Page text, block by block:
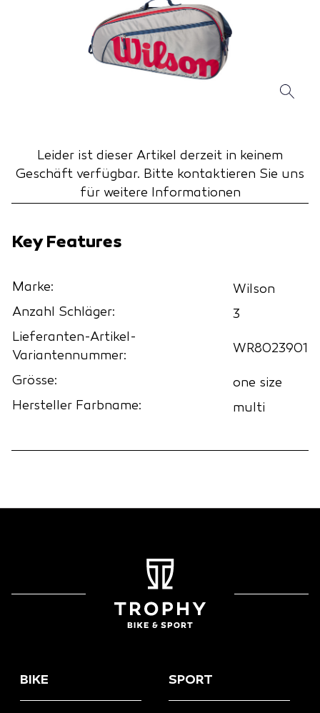
Leider ist dieser Artikel derzeit in keinem
Geschäft verfügbar. Bitte kontaktieren Sie uns
für weitere Informationen
Key Features
Marke:
Wilson
Anzahl Schläger:
3
Lieferanten-Artikel-
Variantennummer:
WR8023901
Grösse:
one size
Hersteller Farbname:
multi
BIKE SPORT